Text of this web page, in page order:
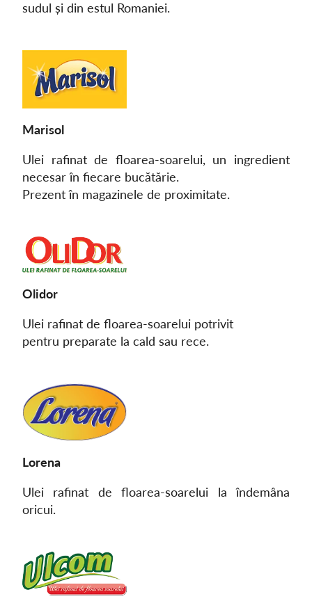
sudul și din estul Romaniei.
Marisol
Ulei rafinat de floarea-soarelui, un ingredient
necesar în fiecare bucătărie.
Prezent în magazinele de proximitate.
Olidor
Ulei rafinat de floarea-soarelui potrivit
pentru preparate la cald sau rece.
Lorena
Ulei rafinat de floarea-soarelui la îndemâna
oricui.